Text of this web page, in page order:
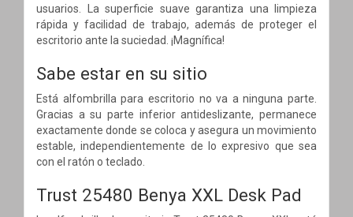
usuarios. La superficie suave garantiza una limpieza
rápida y facilidad de trabajo, además de proteger el
escritorio ante la suciedad. ¡Magnífica!
Sabe estar en su sitio
Está alfombrilla para escritorio no va a ninguna parte.
Gracias a su parte inferior antideslizante, permanece
exactamente donde se coloca y asegura un movimiento
estable, independientemente de lo expresivo que sea
con el ratón o teclado.
Trust 25480 Benya XXL Desk Pad